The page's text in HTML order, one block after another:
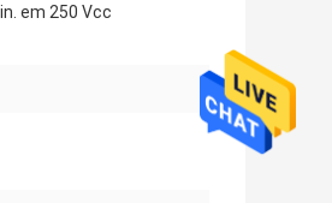
em 250 Vcc